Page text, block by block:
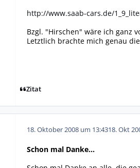
http://www.saab-cars.de/
Bzgl. "Hirschen" wäre ich ganz
Letztlich brachte mich genau
Zitat
18. Oktober 2008 um 13:4318. Okt
Schon mal Danke...